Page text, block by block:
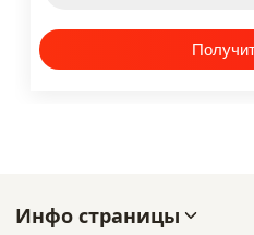
Инфо страницы